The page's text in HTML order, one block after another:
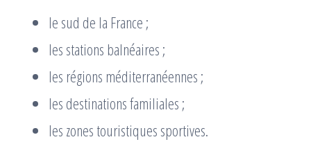
le sud de la France ;
les stations balnéaires ;
les régions méditerranéennes ;
les destinations familiales ;
les zones touristiques sportives.